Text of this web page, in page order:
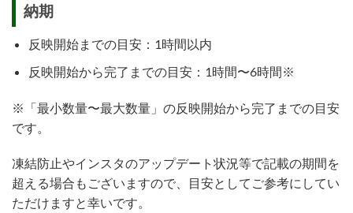
納期
反映開始までの目安：1時間以内
反映開始から完了までの目安：1時間〜6時間※
※「最小数量〜最大数量」の反映開始から完了までの目安
です。
凍結防止やインスタのアップデート状況等で記載の期間を
超える場合もございますので、目安としてご参考にしてい
ただけますと幸いです。